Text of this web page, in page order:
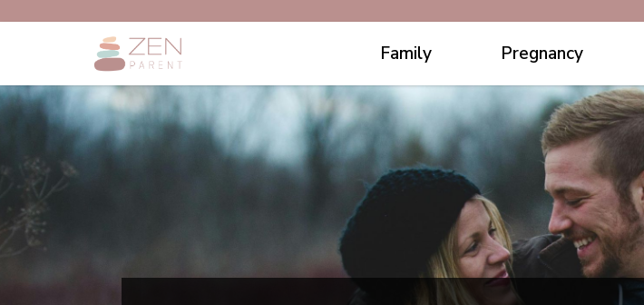
Family Pregnancy